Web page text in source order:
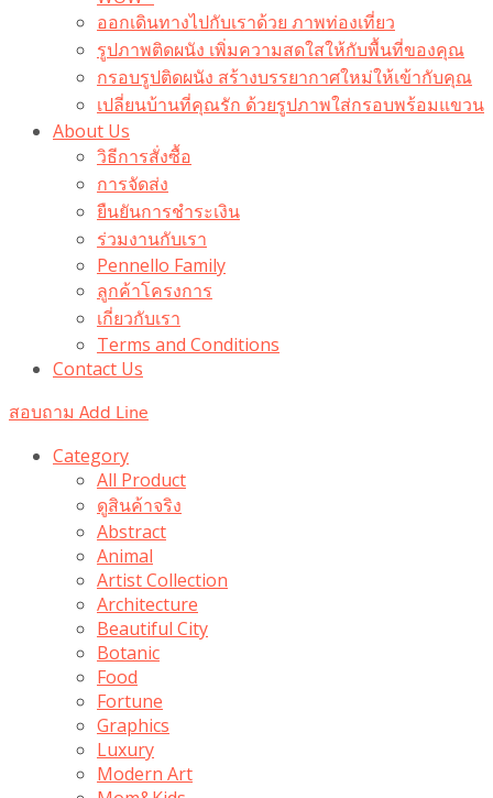
ออกเดินทางไปกับเราด้วย ภาพท่องเที่ยว
รูปภาพติดผนัง เพิ่มความสดใสให้กับพื้นที่ของคุณ
กรอบรูปติดผนัง สร้างบรรยากาศใหม่ให้เข้ากับคุณ
เปลี่ยนบ้านที่คุณรัก ด้วยรูปภาพใส่กรอบพร้อมแขวน​
About Us
วิธีการสั่งซื้อ
การจัดส่ง
ยืนยันการชำระเงิน
ร่วมงานกับเรา
Pennello Family
ลูกค้าโครงการ
เกี่ยวกับเรา
Terms and Conditions
Contact Us
สอบถาม Add Line
Category
All Product
ดูสินค้าจริง
Abstract
Animal
Artist Collection
Architecture
Beautiful City
Botanic
Food
Fortune
Graphics
Luxury
Modern Art